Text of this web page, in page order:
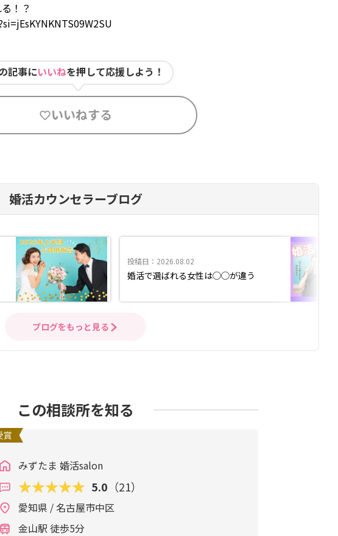
！？
記事にいいねを押して応援しよう！
いいねする
婚活カウンセラーブログ
投稿日：2026.08.02
婚活で選ばれる女性は◯◯が違う
ブログをもっと見る
この相談所を知る
みずたま 婚活salon
5.0 （21）
愛知県 / 名古屋市中区
金山駅 徒歩5分